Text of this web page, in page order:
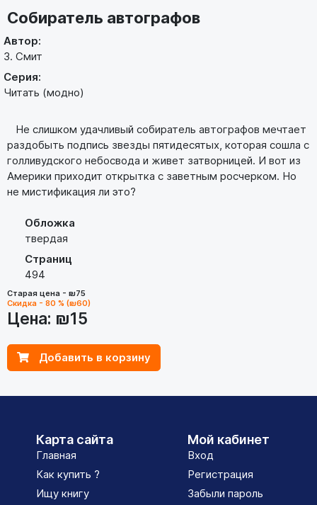
Собиратель автографов
Автор:
З. Смит
Серия:
Читать (модно)
He слишком удачливый собиратель автографов мечтает
раздобыть подпись звезды пятидесятых, которая сошла с
голливудского небосвода и живет затворницей. И вот из
Америки приходит открытка с заветным росчерком. Но
не мистификация ли это?
Обложка
твердая
Страниц
494
Старая цена - ₪75
Скидка - 80 % (₪60)
Цена: ₪15
Добавить в корзину
Карта сайта
Главная
Как купить ?
Ищу книгу
Мой кабинет
Вход
Регистрация
Забыли пароль